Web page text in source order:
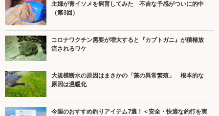
主婦が青イソメを飼育してみた 不吉な予感がついに的中
（第3回）
コロナワクチン需要が増大すると『カブトガニ』が積極放
流されるワケ
大規模断水の原因はまさかの「藻の異常繁殖」 根本的な
原因は温暖化
今週のおすすめ釣りアイテム7選！＜安全・快適な釣行を実